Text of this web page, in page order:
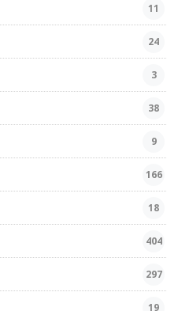
11
24
3
38
9
166
18
404
297
19